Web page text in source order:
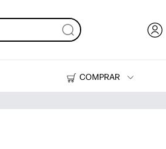
COMPRAR
Impresoras